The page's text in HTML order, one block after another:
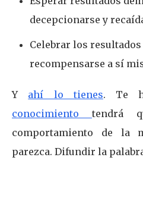
decepcionarse y
Celebrar los
recompensarse a sí
Y ahí lo tienes. Te
conocimiento tendrá
comportamiento de la
parezca. Difundir la